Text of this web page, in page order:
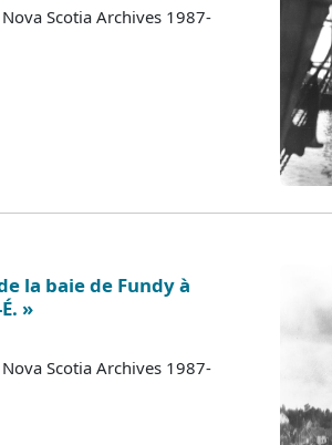
Scotia Archives 1987-
la baie de Fundy à
»
Scotia Archives 1987-